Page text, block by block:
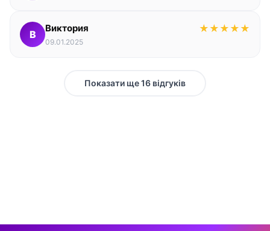
В
Виктория ★ ★ ★ ★ ★
09.01.2025
Показати ще 16 відгуків